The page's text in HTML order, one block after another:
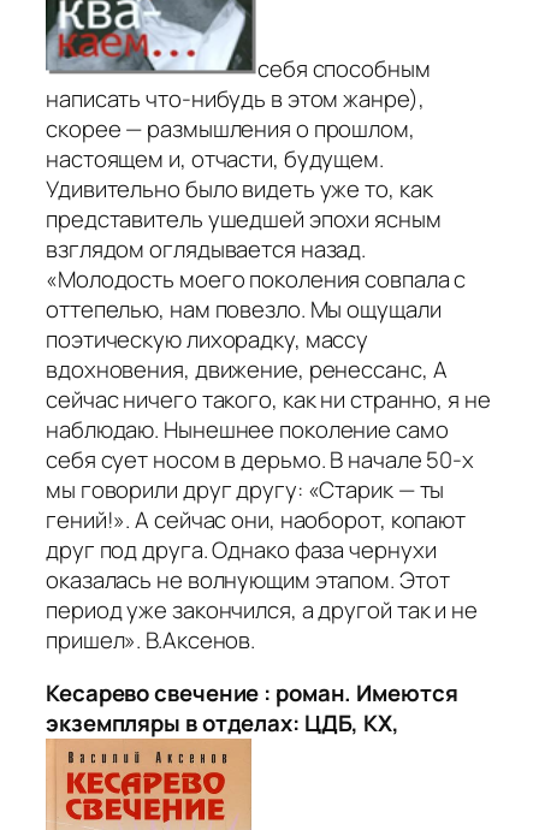
себя способным
написать что-нибудь в этом жанре),
скорее — размышления о прошлом,
настоящем и, отчасти, будущем.
Удивительно было видеть уже то, как
представитель ушедшей эпохи ясным
взглядом оглядывается назад.
«Молодость моего поколения совпала с
оттепелью, нам повезло. Мы ощущали
поэтическую лихорадку, массу
вдохновения, движение, ренессанс, А
сейчас ничего такого, как ни странно, я не
наблюдаю. Нынешнее поколение само
себя сует носом в дерьмо. В начале 50-х
мы говорили друг другу: «Старик — ты
гений!». А сейчас они, наоборот, копают
друг под друга. Однако фаза чернухи
оказалась не волнующим этапом. Этот
период уже закончился, а другой так и не
пришел». В.Аксенов.
Кесарево свечение : роман. Имеются
экземпляры в отделах: ЦДБ, КХ,